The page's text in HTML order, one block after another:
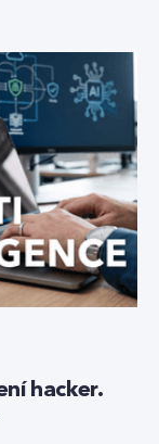
hacker.